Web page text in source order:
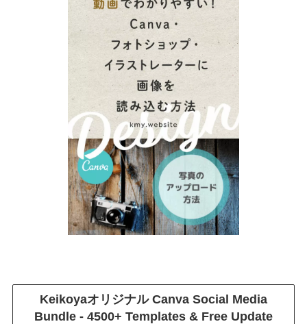
Keikoyaオリジナル Canva Social Media
Bundle - 4500+ Templates & Free Update